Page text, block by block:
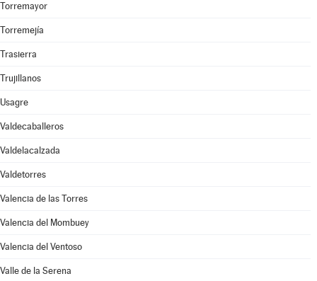
Torremayor
Torremejía
Trasierra
Trujillanos
Usagre
Valdecaballeros
Valdelacalzada
Valdetorres
Valencia de las Torres
Valencia del Mombuey
Valencia del Ventoso
Valle de la Serena